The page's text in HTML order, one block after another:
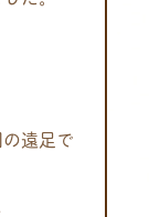
遠足で